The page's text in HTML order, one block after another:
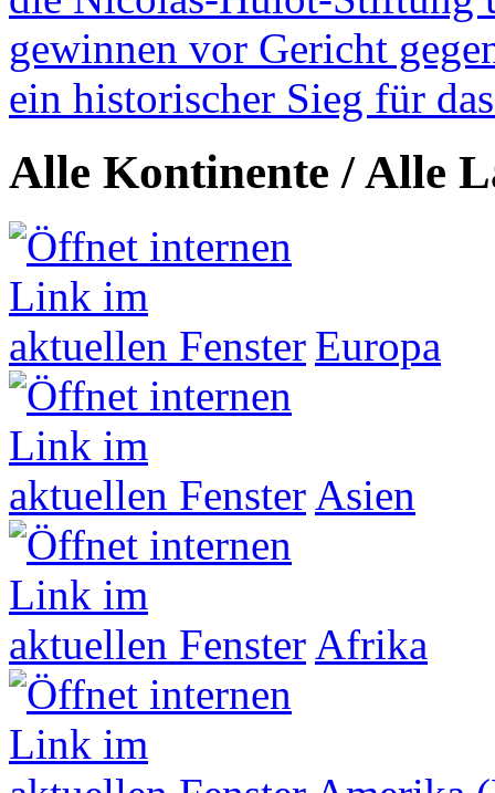
gewinnen vor Gericht
ein historischer Sieg für
Alle Kontinente / Alle
Europa
Asien
Afrika